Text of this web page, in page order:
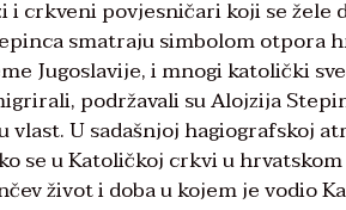
i crkveni povjesničari koji se
smatraju simbolom otpora
Jugoslavije, i mnogi katolički
podržavali su Alojzija
vlast. U sadašnjoj hagiografskoj
se u Katoličkoj crkvi u
život i doba u kojem je vodio